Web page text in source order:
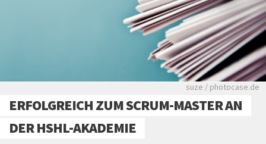
Viele Zeitungen.
suze / photocase.de
ERFOLGREICH ZUM SCRUM-MASTER AN
DER HSHL-AKADEMIE